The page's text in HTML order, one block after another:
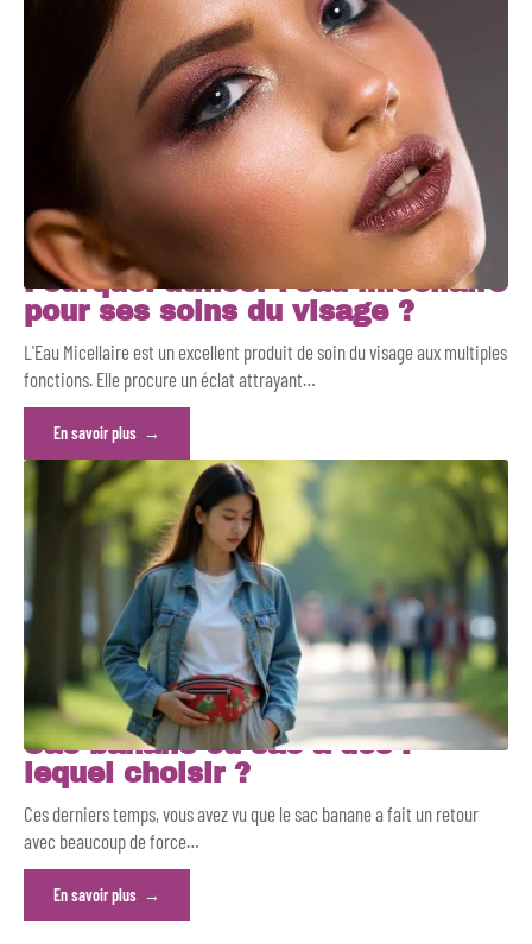
Pourquoi utiliser l’eau micellaire
pour ses soins du visage ?
L'Eau Micellaire est un excellent produit de soin du visage aux multiples
fonctions. Elle procure un éclat attrayant…
En savoir plus
Sac banane ou sac à dos :
lequel choisir ?
Ces derniers temps, vous avez vu que le sac banane a fait un retour
avec beaucoup de force…
En savoir plus